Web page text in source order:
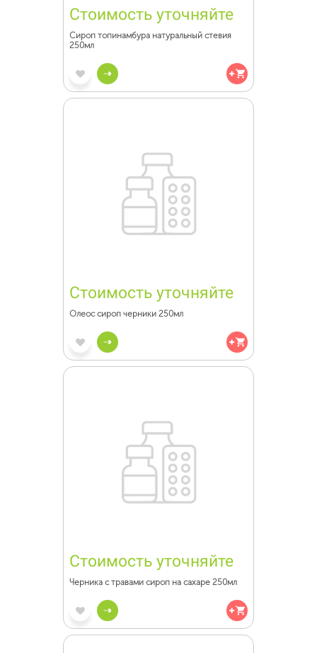
Стоимость уточняйте
Сироп топинамбура натуральный стевия
250мл
Стоимость уточняйте
Олеос сироп черники 250мл
Стоимость уточняйте
Черника с травами сироп на сахаре 250мл